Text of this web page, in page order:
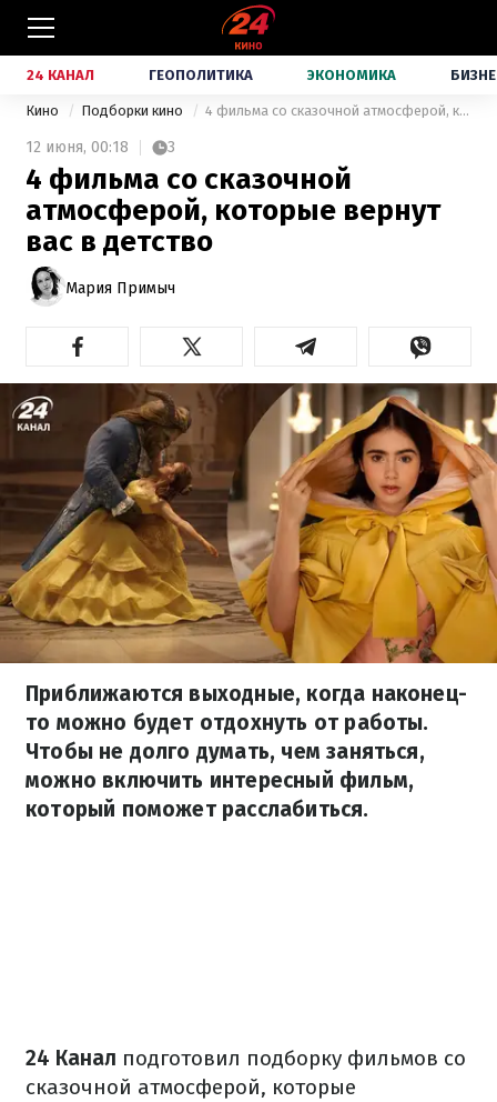
24 КАНАЛ ГЕОПОЛИТИКА ЭКОНОМИКА
Кино Подборки кино 4 фильма со сказочной атмосферой, которые вернут вас в детство
12 июня, 00:18 3
4 фильма со сказочной
атмосферой, которые вернут
вас в детство
Мария Примыч
Приближаются выходные, когда наконец-
то можно будет отдохнуть от работы.
Чтобы не долго думать, чем заняться,
можно включить интересный фильм,
который поможет расслабиться.
24 Канал подготовил подборку фильмов со
сказочной атмосферой, которые